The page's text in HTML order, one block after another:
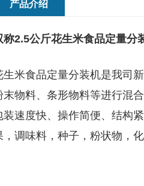
产品介绍
称2.5公斤花生米食品定量分
生米食品定量分装机是我司
末物料、条形物料等进行混
装速度快、操作简便、结构
，调味料，种子，粉状物，